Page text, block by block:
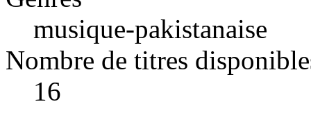
musique-pakistanaise
Nombre de titres
16